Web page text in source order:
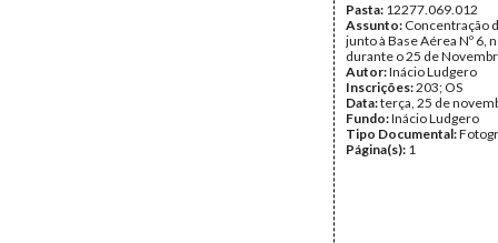
Pasta: 12277.069.012
Assunto: Concentração
junto à Base Aérea Nº 6,
durante o 25 de
Autor:Inácio Ludgero
Inscrições:203; OS
Data:terça, 25 de
Fundo:Inácio Ludgero
Tipo Documental:
Página(s): 1